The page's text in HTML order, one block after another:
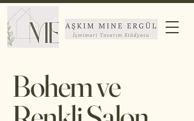
Bohem ve